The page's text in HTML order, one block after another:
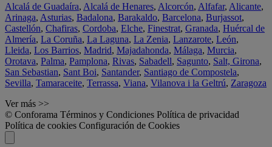
Alcalá de Guadaíra, Alcalá de Henares, Alcorcón, Alfafar, Alicante,
Arinaga, Asturias, Badalona, Barakaldo, Barcelona, Burjassot,
Castellón, Chafiras, Cordoba, Elche, Finestrat, Granada, Huércal de
Almería, La Coruña, La Laguna, La Zenia, Lanzarote, León,
Lleida, Los Barrios, Madrid, Majadahonda, Málaga, Murcia,
Orotava, Palma, Pamplona, Rivas, Sabadell, Sagunto, Salt, Girona,
San Sebastian, Sant Boi, Santander, Santiago de Compostela,
Sevilla, Tamaraceite, Terrassa, Viana, Vilanova i la Geltrú, Zaragoza
Ver más >>
© Conforama Términos y Condiciones Política de privacidad
Política de cookies Configuración de Cookies